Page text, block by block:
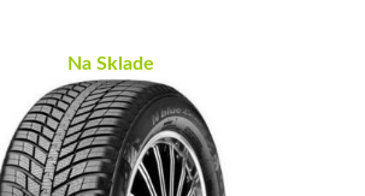
Na Sklade